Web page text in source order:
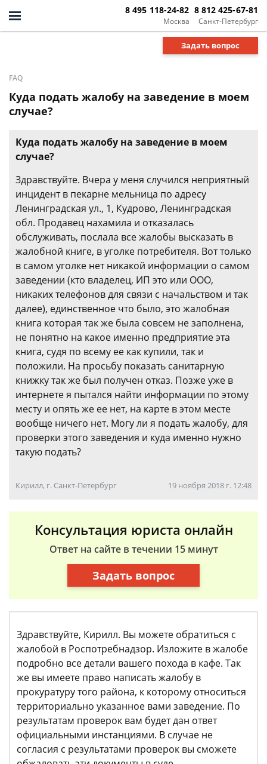
Москва
8 495 118-24-82
Санкт-Петербург
8 812 425-67-81
Задать вопрос
FAQ
Куда подать жалобу на заведение в моем
случае?
Куда подать жалобу на заведение в моем
случае?
Здравствуйте. Вчера у меня случился неприятный
инцидент в пекарне мельница по адресу
Ленинградская ул., 1, Кудрово, Ленинградская
обл. Продавец нахамила и отказалась
обслуживать, послала все жалобы высказать в
жалобной книге, в уголке потребителя. Вот только
в самом уголке нет никакой информации о самом
заведении (кто владелец, ИП это или ООО,
никаких телефонов для связи с начальством и так
далее), единственное что было, это жалобная
книга которая так же была совсем не заполнена,
не понятно на какое именно предприятие эта
книга, судя по всему ее как купили, так и
положили. На просьбу показать санитарную
книжку так же был получен отказ. Позже уже в
интернете я пытался найти информации по этому
месту и опять же ее нет, на карте в этом месте
вообще ничего нет. Могу ли я подать жалобу, для
проверки этого заведения и куда именно нужно
такую подать?
Кирилл, г. Санкт-Петербург 19 ноября 2018 г. 12:48
Консультация юриста онлайн
Ответ на сайте в течении 15 минут
Задать вопрос
Здравствуйте, Кирилл. Вы можете обратиться с
жалобой в Роспотребнадзор. Изложите в жалобе
подробно все детали вашего похода в кафе. Так
же вы имеете право написать жалобу в
прокуратуру того района, к которому относиться
территориально указанное вами заведение. По
результатам проверок вам будет дан ответ
официальными инстанциями. В случае не
согласия с результатами проверок вы сможете